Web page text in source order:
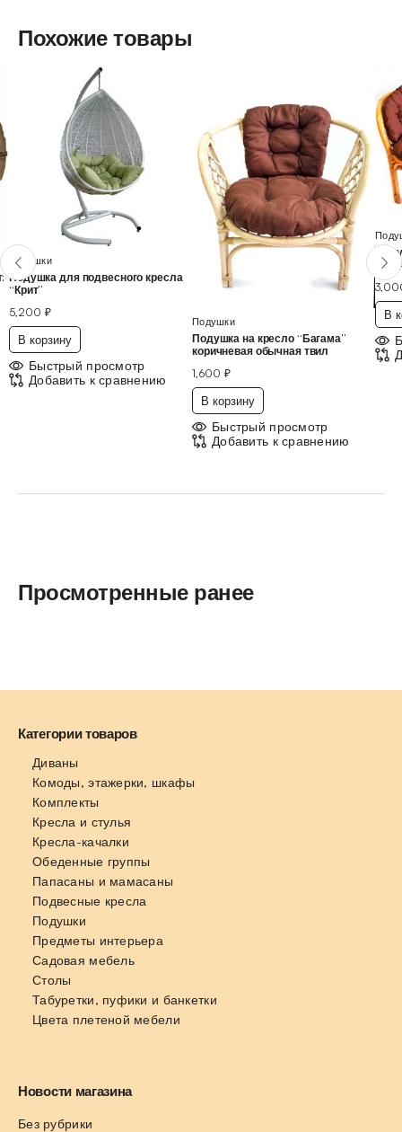
Похожие товары
Подушки
Подушка для подвесного кресла
“Крит”
5,200 ₽
В корзину
Быстрый просмотр
Добавить к сравнению
Подушки
Подушка на кресло “Багама”
коричневая обычная твил
1,600 ₽
В корзину
Быстрый просмотр
Добавить к сравнению
В
Просмотренные ранее
Категории товаров
Диваны
Комоды, этажерки, шкафы
Комплекты
Кресла и стулья
Кресла-качалки
Обеденные группы
Папасаны и мамасаны
Подвесные кресла
Подушки
Предметы интерьера
Садовая мебель
Столы
Табуретки, пуфики и банкетки
Цвета плетеной мебели
Новости магазина
Без рубрики